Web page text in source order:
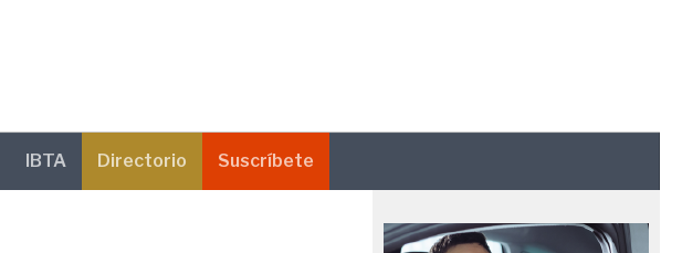
IBTA Directorio Suscríbete